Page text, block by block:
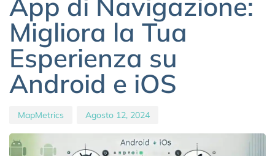
Migliora la Tua
Esperienza su
Android e iOS
MapMetrics Agosto 12, 2024